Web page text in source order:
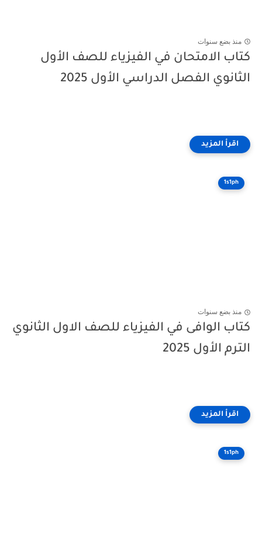
منذ بضع سنوات
كتاب الامتحان في الفيزياء للصف الأول
الثانوي الفصل الدراسي الأول 2025
1s1ph
منذ بضع سنوات
كتاب الوافى في الفيزياء للصف الاول الثانوي
الترم الأول 2025
1s1ph